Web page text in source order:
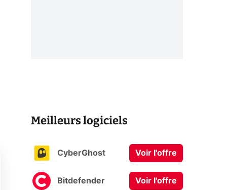
Meilleurs logiciels
CyberGhost Voir l'offre
Bitdefender Voir l'offre